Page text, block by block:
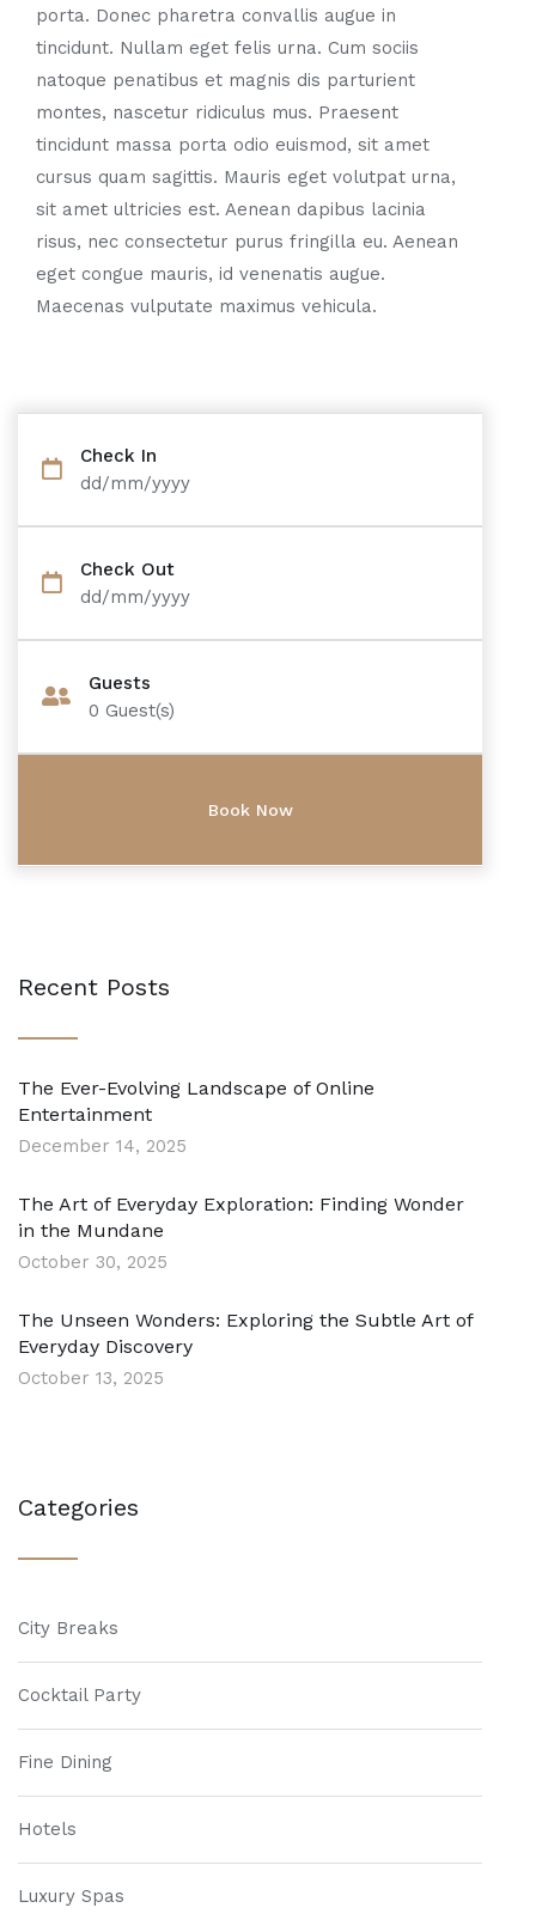
porta. Donec pharetra convallis augue in
tincidunt. Nullam eget felis urna. Cum sociis
natoque penatibus et magnis dis parturient
montes, nascetur ridiculus mus. Praesent
tincidunt massa porta odio euismod, sit amet
cursus quam sagittis. Mauris eget volutpat urna,
sit amet ultricies est. Aenean dapibus lacinia
risus, nec consectetur purus fringilla eu. Aenean
eget congue mauris, id venenatis augue.
Maecenas vulputate maximus vehicula.
Check In
dd/mm/yyyy
Check Out
dd/mm/yyyy
Guests
0 Guest(s)
Recent Posts
The Ever-Evolving Landscape of Online
Entertainment
December 14, 2025
The Art of Everyday Exploration: Finding Wonder
in the Mundane
October 30, 2025
The Unseen Wonders: Exploring the Subtle Art of
Everyday Discovery
October 13, 2025
Categories
City Breaks
Cocktail Party
Fine Dining
Hotels
Luxury Spas